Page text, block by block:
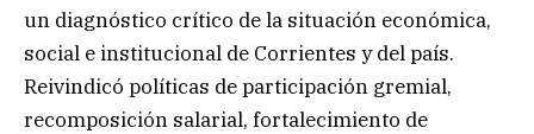
un diagnóstico crítico de la situación económica,
social e institucional de Corrientes y del país.
Reivindicó políticas de participación gremial,
recomposición salarial, fortalecimiento de